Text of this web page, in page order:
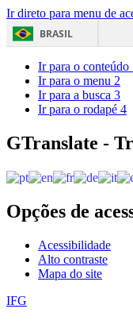
Ir direto para menu de
BRASIL
Ir para o conteúdo
Ir para o menu 2
Ir para a busca 3
Ir para o rodapé 4
GTranslate -
Opções de
Acessibilidade
Alto contraste
Mapa do site
IFG